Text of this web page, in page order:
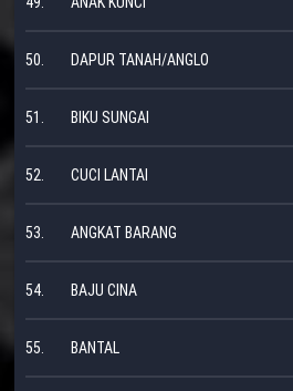
50. DAPUR TANAH/ANGLO
51. BIKU SUNGAI
52. CUCI LANTAI
53. ANGKAT BARANG
54. BAJU CINA
55. BANTAL